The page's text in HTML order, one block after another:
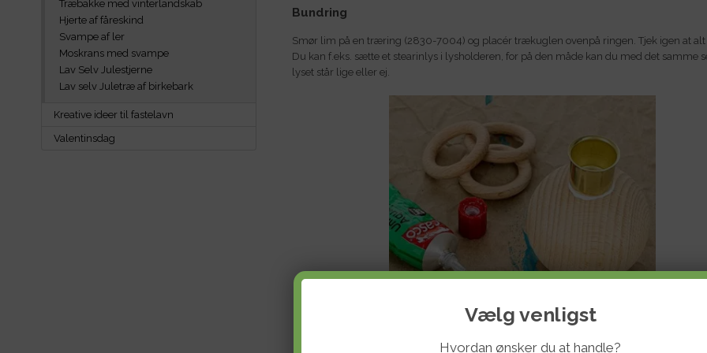
Vælg venligst
Hvordan ønsker du at handle?
Træbakke med vinterlandskab
Hjerte af fåreskind
Svampe af ler
Moskrans med svampe
Lav Selv Julestjerne
Lav selv Juletræ af birkebark
Kreative ideer til fastelavn
Valentinsdag
Bundring
Smør lim på en træring (2830-7004) og placér trækuglen ovenpå ringen. Tjek igen at alt
Du kan f.eks. sætte et stearinlys i lysholderen, for på den måde kan du med det samme
lyset står lige eller ej.